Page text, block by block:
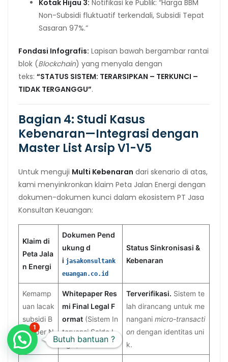
Kotak Hijau 3: Notifikasi ke Publik: “Harga BBM
Non-Subsidi fluktuatif terkendali, Subsidi Tepat
Sasaran 97%.”
Fondasi Infografis: Lapisan bawah bergambar rantai
blok (Blockchain) yang menyala dengan
teks: “STATUS SISTEM: TERARSIPKAN – TERKUNCI –
TIDAK TERGANGGU”.
Bagian 4: Studi Kasus
Kebenaran—Integrasi dengan
Master List Arsip V1-V5
Untuk menguji Multi Kebenaran dari skenario di atas,
kami menyinkronkan klaim Peta Jalan Energi dengan
dokumen-dokumen kunci dalam ekosistem PT Jasa
Konsultan Keuangan:
Klaim di
Peta Jala
n Energi
Dokumen Pend
ukung d
i jasakonsultank
euangan.co.id
Status Sinkronisasi &
Kebenaran
Kemamp
uan lacak
subsidi B
BM per N
IK.
Whitepaper Res
mi Final Legal F
ormat (Sistem In
tervensi Saldo L
egal).
Terverifikasi. Sistem te
lah dirancang untuk me
nangani micro-transacti
on dengan identitas uni
k.
1
Butuh bantuan ?